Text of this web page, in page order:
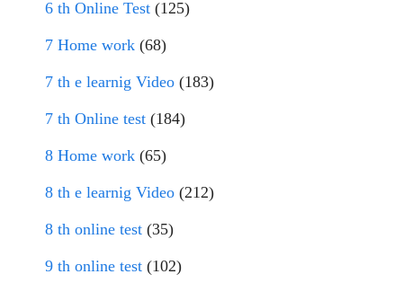
6 th Online Test (125)
7 Home work (68)
7 th e learnig Video (183)
7 th Online test (184)
8 Home work (65)
8 th e learnig Video (212)
8 th online test (35)
9 th online test (102)